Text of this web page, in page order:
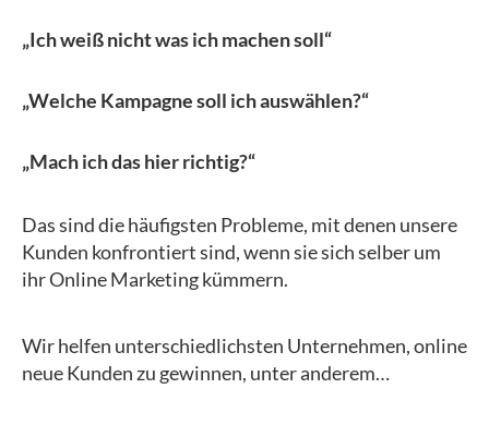
„Ich weiß nicht was ich machen soll“
„Welche Kampagne soll ich auswählen?“
„Mach ich das hier richtig?“
Das sind die häufigsten Probleme, mit denen unsere
Kunden konfrontiert sind, wenn sie sich selber um
ihr Online Marketing kümmern.
Wir helfen unterschiedlichsten Unternehmen, online
neue Kunden zu gewinnen, unter anderem…